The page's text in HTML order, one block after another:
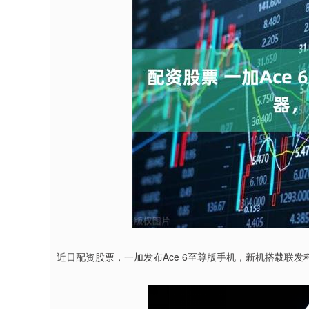
近日配资股票，一加发布Ace 6至尊版手机，新机搭载联